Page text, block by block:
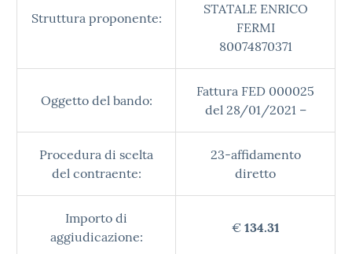
Struttura proponente:
STATALE ENRICO
FERMI
80074870371
Oggetto del bando:
Fattura FED 000025
del 28/01/2021 –
Procedura di scelta
del contraente:
23-affidamento
diretto
Importo di
aggiudicazione:
€ 134.31